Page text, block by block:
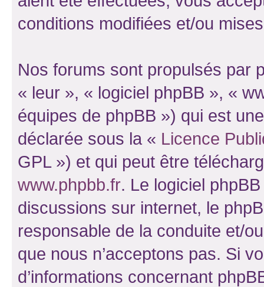
conditions modifiées et/ou
Nos forums sont propulsés par
« leur », « logiciel phpBB », «
équipes de phpBB ») qui est
déclarée sous la « Licence
GPL ») et qui peut être
www.phpbb.fr. Le logiciel
discussions sur internet, le
responsable de la conduite et/
que nous n’acceptons pas. Si
d’informations concernant